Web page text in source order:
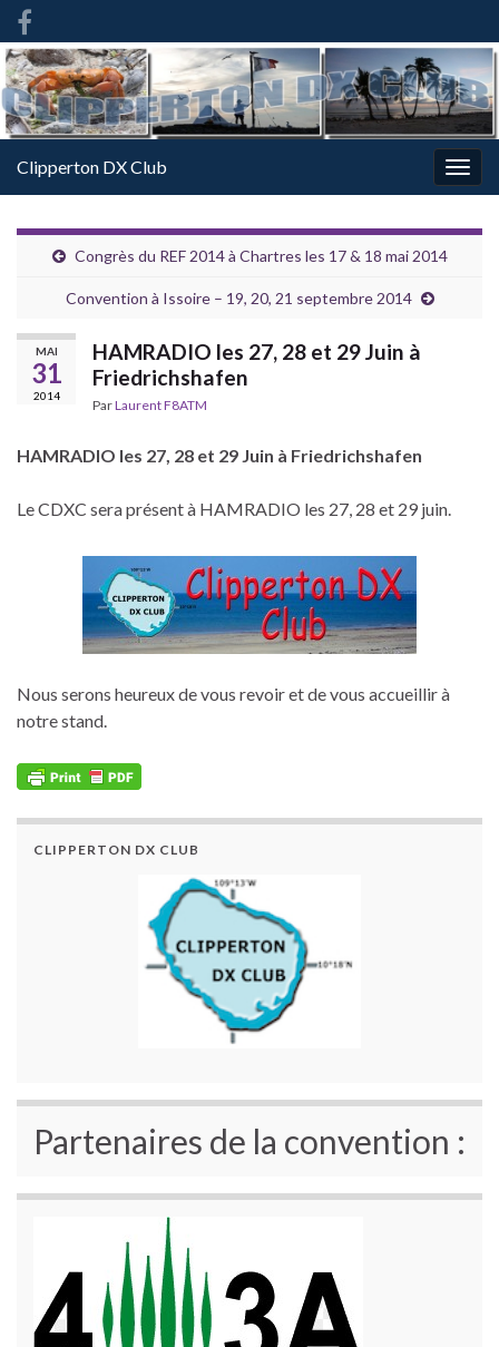
Clipperton DX Club
Congrès du REF 2014 à Chartres les 17 & 18 mai 2014
Convention à Issoire – 19, 20, 21 septembre 2014
MAI
31
2014
HAMRADIO les 27, 28 et 29 Juin à
Friedrichshafen
ParLaurent F8ATM
HAMRADIO les 27, 28 et 29 Juin à Friedrichshafen
Le CDXC sera présent à HAMRADIO les 27, 28 et 29 juin.
Nous serons heureux de vous revoir et de vous accueillir à
notre stand.
CLIPPERTON DX CLUB
Partenaires de la convention :